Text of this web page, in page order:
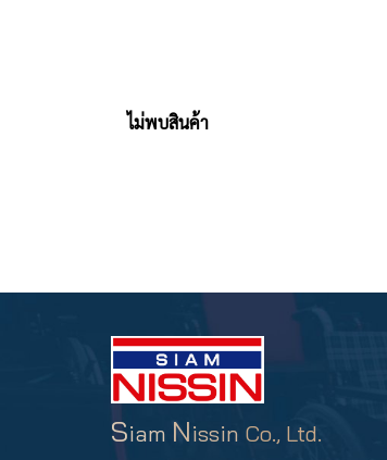
ไม่พบสินค้า
Siam Nissin Co., Ltd.